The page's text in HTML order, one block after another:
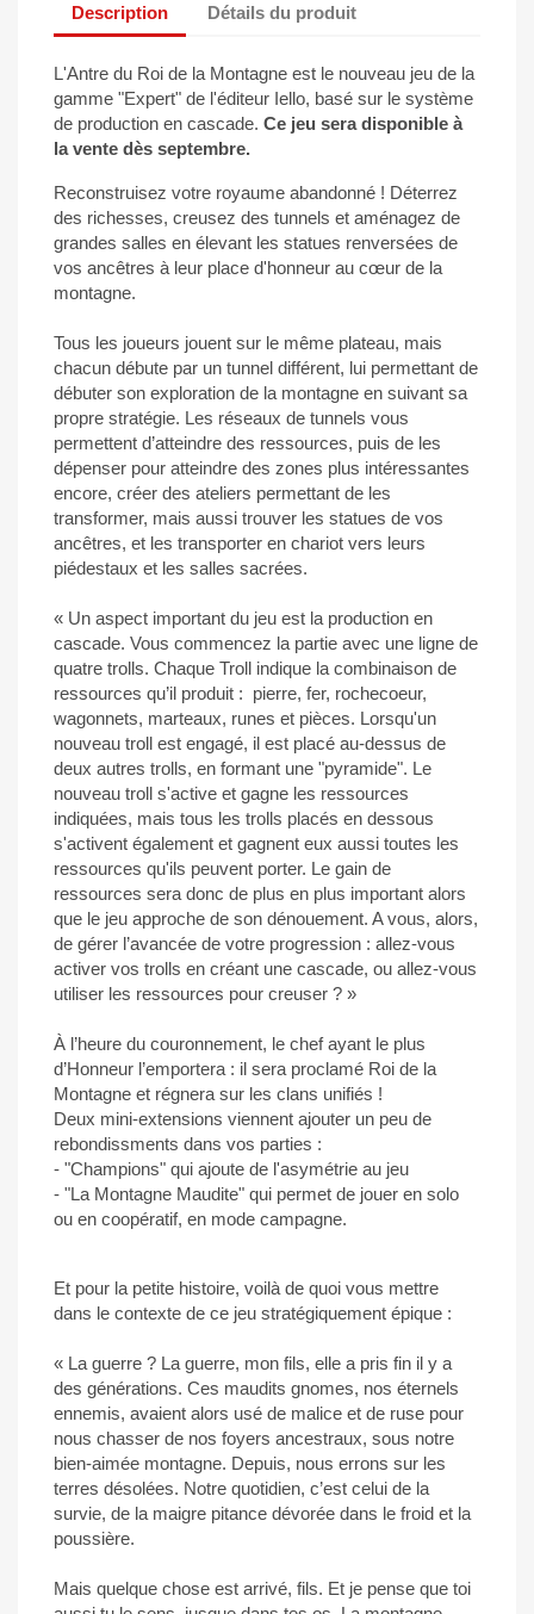
Description Détails du produit
L'Antre du Roi de la Montagne est le nouveau jeu de la
gamme "Expert" de l'éditeur Iello, basé sur le système
de production en cascade. Ce jeu sera disponible à
la vente dès septembre.
Reconstruisez votre royaume abandonné ! Déterrez
des richesses, creusez des tunnels et aménagez de
grandes salles en élevant les statues renversées de
vos ancêtres à leur place d'honneur au cœur de la
montagne.
Tous les joueurs jouent sur le même plateau, mais
chacun débute par un tunnel différent, lui permettant de
débuter son exploration de la montagne en suivant sa
propre stratégie. Les réseaux de tunnels vous
permettent d’atteindre des ressources, puis de les
dépenser pour atteindre des zones plus intéressantes
encore, créer des ateliers permettant de les
transformer, mais aussi trouver les statues de vos
ancêtres, et les transporter en chariot vers leurs
piédestaux et les salles sacrées.
« Un aspect important du jeu est la production en
cascade. Vous commencez la partie avec une ligne de
quatre trolls. Chaque Troll indique la combinaison de
ressources qu’il produit : pierre, fer, rochecoeur,
wagonnets, marteaux, runes et pièces. Lorsqu'un
nouveau troll est engagé, il est placé au-dessus de
deux autres trolls, en formant une "pyramide". Le
nouveau troll s'active et gagne les ressources
indiquées, mais tous les trolls placés en dessous
s'activent également et gagnent eux aussi toutes les
ressources qu'ils peuvent porter. Le gain de
ressources sera donc de plus en plus important alors
que le jeu approche de son dénouement. A vous, alors,
de gérer l’avancée de votre progression : allez-vous
activer vos trolls en créant une cascade, ou allez-vous
utiliser les ressources pour creuser ? »
À l’heure du couronnement, le chef ayant le plus
d’Honneur l’emportera : il sera proclamé Roi de la
Montagne et régnera sur les clans unifiés !
Deux mini-extensions viennent ajouter un peu de
rebondissments dans vos parties :
- "Champions" qui ajoute de l'asymétrie au jeu
- "La Montagne Maudite" qui permet de jouer en solo
ou en coopératif, en mode campagne.
Et pour la petite histoire, voilà de quoi vous mettre
dans le contexte de ce jeu stratégiquement épique :
« La guerre ? La guerre, mon fils, elle a pris fin il y a
des générations. Ces maudits gnomes, nos éternels
ennemis, avaient alors usé de malice et de ruse pour
nous chasser de nos foyers ancestraux, sous notre
bien-aimée montagne. Depuis, nous errons sur les
terres désolées. Notre quotidien, c’est celui de la
survie, de la maigre pitance dévorée dans le froid et la
poussière.
Mais quelque chose est arrivé, fils. Et je pense que toi